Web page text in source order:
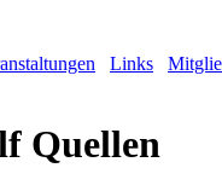
Links
Quellen